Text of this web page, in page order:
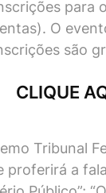
para
O
são
CLIQUE
Tribunal
proferirá a